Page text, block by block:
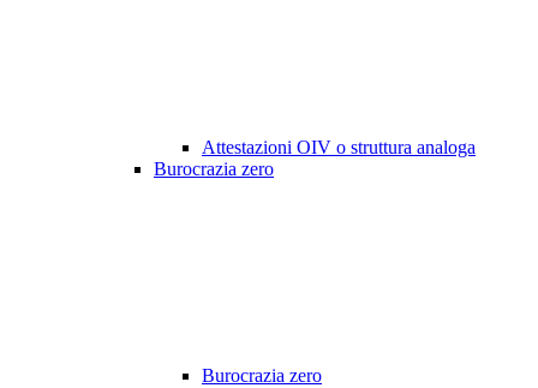
Attestazioni OIV o struttura analoga
Burocrazia zero
Burocrazia zero